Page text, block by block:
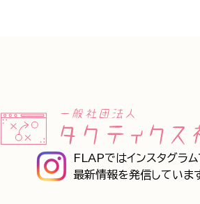
FLAPではインスタグラム
最新情報を発信していま